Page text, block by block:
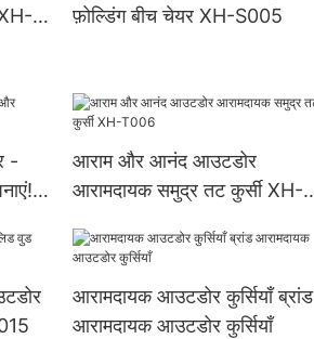
फ़ोल्डिंग बीच चेयर XH-S005
-
आराम और आनंद आउटडोर
आरामदायक समुद्र तट कुर्सी XH-
आरामदायक आउटडोर कुर्सियाँ ब्रांड
आरामदायक आउटडोर कुर्सियाँ